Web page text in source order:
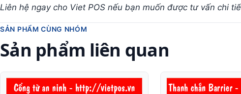
Liên hệ ngay cho Viet POS nếu bạn muốn được tư vấn chi
SẢN PHẨM CÙNG NHÓM
Sản phẩm liên quan